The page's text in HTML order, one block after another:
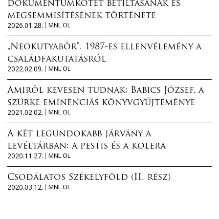
dokumentumkötet betiltásának és
megsemmisítésének története
2026.01.28.
MNL OL
„Neokutyabőr”. 1987-es ellenvélemény a
családfakutatásról
2022.02.09.
MNL OL
Amiről kevesen tudnak: Babics József, a
szürke eminenciás könyvgyűjteménye
2021.02.02.
MNL OL
A két legundokabb járvány a
levéltárban: a pestis és a kolera
2020.11.27.
MNL OL
Csodálatos Székelyföld (II. rész)
2020.03.12.
MNL OL